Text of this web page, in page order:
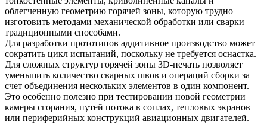
облегченную геометрию горячей зоны, которую трудно
изготовить методами механической обработки или сварки
традиционными способами.
Для разработки прототипов аддитивное производство может
сократить цикл испытаний, поскольку не требуется оснастка.
Для сложных структур горячей зоны 3D-печать позволяет
уменьшить количество сварных швов и операций сборки за
счет объединения нескольких элементов в один компонент.
Это особенно полезно при тестировании новой геометрии
камеры сгорания, путей потока в соплах, тепловых экранов
или периферийных конструкций авиационных двигателей.